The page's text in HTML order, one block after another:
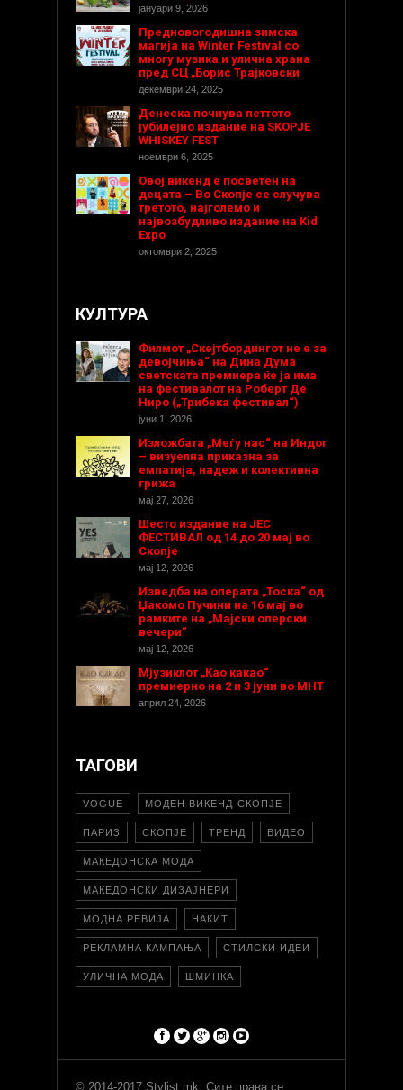
јануари 9, 2026
Предновогодишнa зимска
магија на Winter Festival со
многу музика и улична храна
пред СЦ „Борис Трајковски
декември 24, 2025
Денеска почнува петтото
јубилејно издание на SKOPJE
WHISKEY FEST
ноември 6, 2025
Овој викенд е посветен на
децата – Во Скопје се случува
третото, најголемо и
највозбудливо издание на Kid
Expo
октомври 2, 2025
КУЛТУРА
Филмот „Скејтбордингот не е за
девојчиња“ на Дина Дума
светската премиера ќе ја има
на фестивалот на Роберт Де
Ниро („Трибека фестивал“)
јуни 1, 2026
Изложбата „Меѓу нас“ на Индог
– визуелна приказна за
емпатија, надеж и колективна
грижа
мај 27, 2026
Шесто издание на ЈЕС
ФЕСТИВАЛ од 14 до 20 мај во
Скопје
мај 12, 2026
Изведба на операта „Тоска“ од
Џакомо Пучини на 16 мај во
рамките на „Мајски оперски
вечери“
мај 12, 2026
Мјузиклот „Као какао“
премиерно на 2 и 3 јуни во МНТ
април 24, 2026
ТАГОВИ
VOGUE МОДЕН ВИКЕНД-СКОПЈЕ
ПАРИЗ СКОПЈЕ ТРЕНД ВИДЕО
МАКЕДОНСКА МОДА
МАКЕДОНСКИ ДИЗАЈНЕРИ
МОДНА РЕВИЈА НАКИТ
РЕКЛАМНА КАМПАЊА СТИЛСКИ ИДЕИ
УЛИЧНА МОДА ШМИНКА
© 2014-2017 Stylist.mk. Сите права се